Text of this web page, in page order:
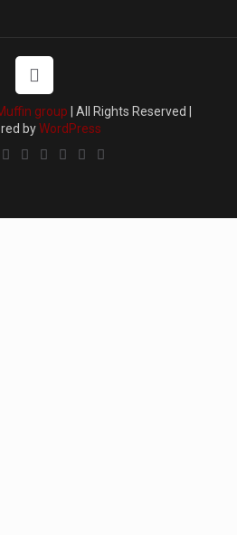
group | All Rights Reserved |
byWordPress